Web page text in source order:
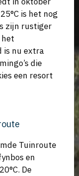
is het nog
zijn rustiger
het
is nu extra
die
een resort
Tuinroute
en
De